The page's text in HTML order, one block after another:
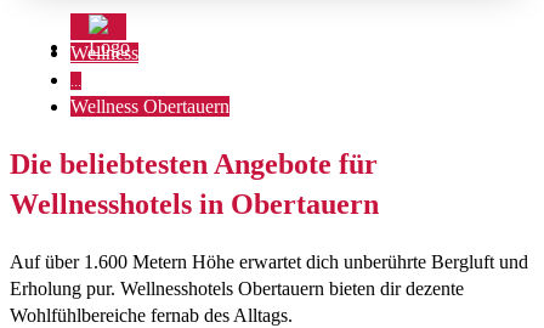
Wellness
...
Wellness Obertauern
Die beliebtesten Angebote für
Wellnesshotels in Obertauern
Auf über 1.600 Metern Höhe erwartet dich unberührte Bergluft und
Erholung pur. Wellnesshotels Obertauern bieten dir dezente
Wohlfühlbereiche fernab des Alltags.